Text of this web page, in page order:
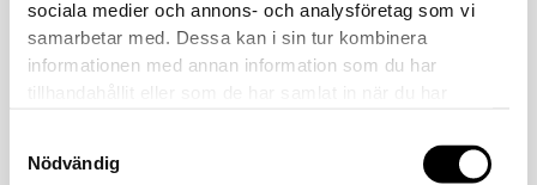
sociala medier och annons- och analysföretag som vi
samarbetar med. Dessa kan i sin tur kombinera
informationen med annan information som du har
Nödvändig